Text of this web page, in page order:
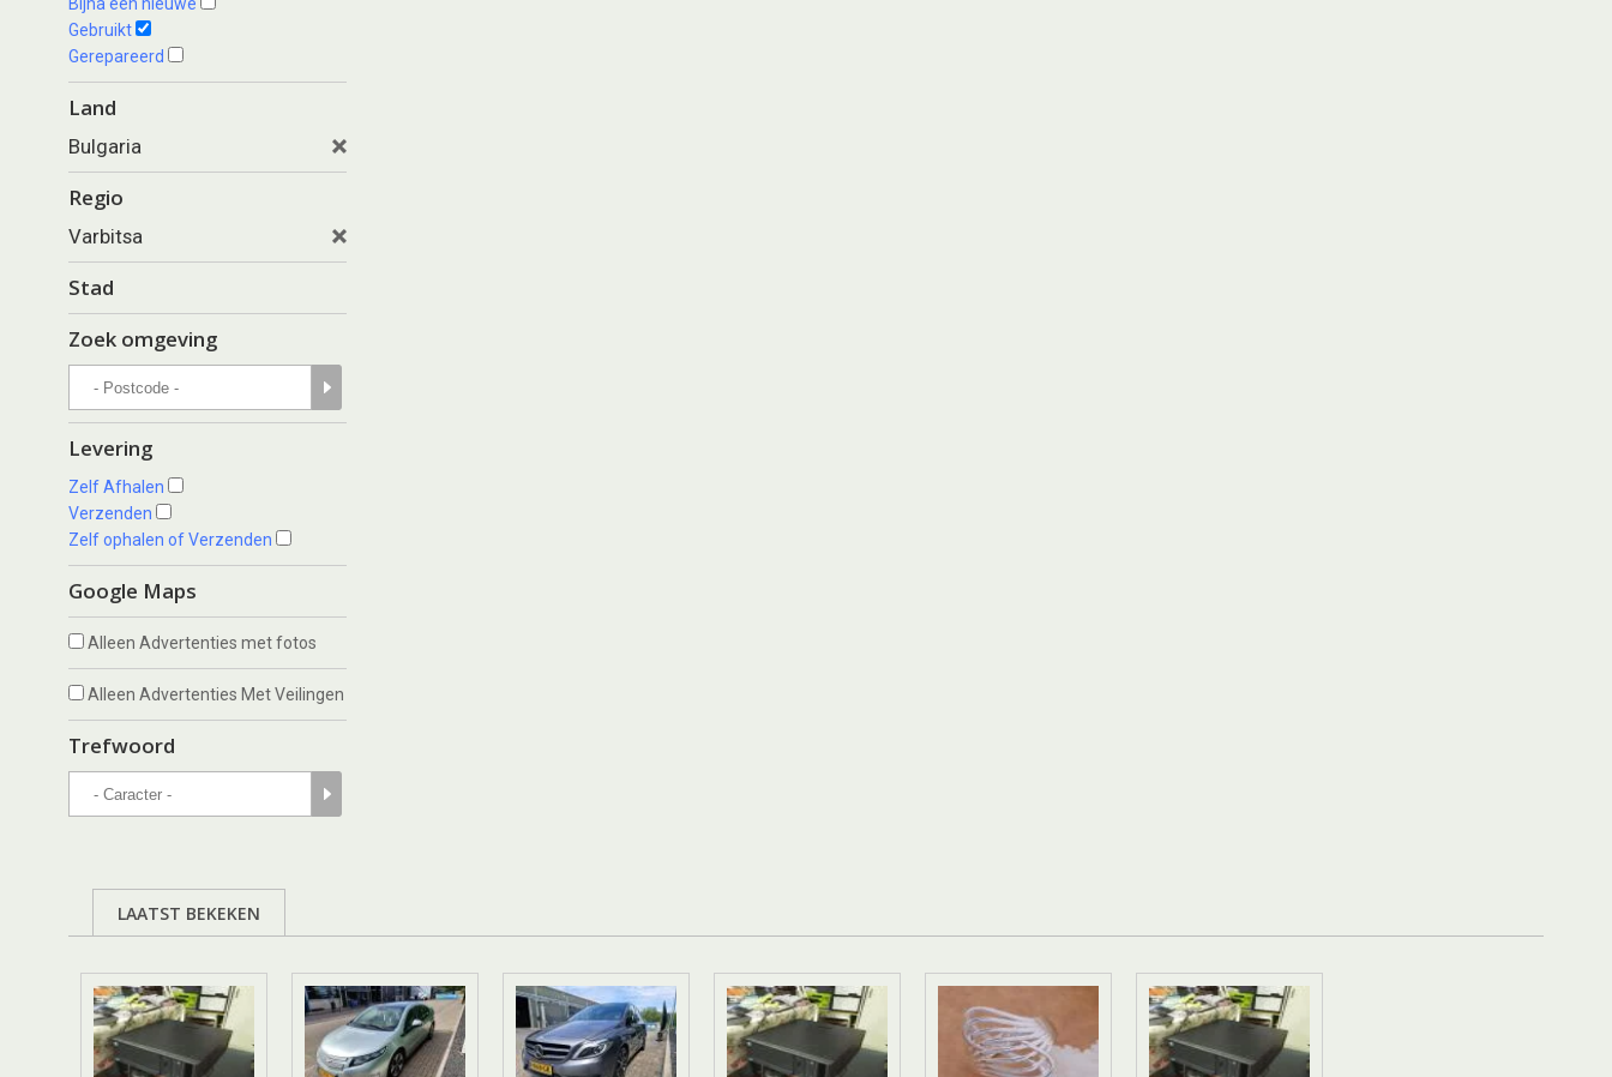
Gebruikt
Gerepareerd
Land
Bulgaria
Regio
Varbitsa
Stad
Zoek omgeving
Levering
Zelf Afhalen
Verzenden
Zelf ophalen of Verzenden
Google Maps
Alleen Advertenties met fotos
Alleen Advertenties Met Veilingen
Trefwoord
LAATST BEKEKEN